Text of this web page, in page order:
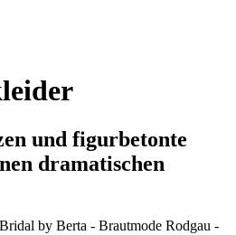
und figurbetonte
dramatischen